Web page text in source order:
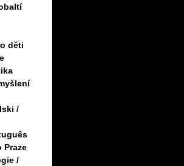
děti
/
Praze
/